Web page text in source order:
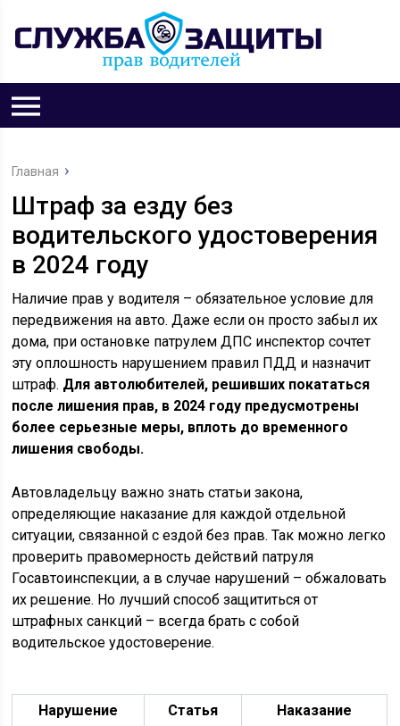
Главная
Штраф за езду без
водительского удостоверения
в 2024 году
Наличие прав у водителя – обязательное условие для
передвижения на авто. Даже если он просто забыл их
дома, при остановке патрулем ДПС инспектор сочтет
эту оплошность нарушением правил ПДД и назначит
штраф. Для автолюбителей, решивших покататься
после лишения прав, в 2024 году предусмотрены
более серьезные меры, вплоть до временного
лишения свободы.
Автовладельцу важно знать статьи закона,
определяющие наказание для каждой отдельной
ситуации, связанной с ездой без прав. Так можно легко
проверить правомерность действий патруля
Госавтоинспекции, а в случае нарушений – обжаловать
их решение. Но лучший способ защититься от
штрафных санкций – всегда брать с собой
водительское удостоверение.
Нарушение
Статья
Наказание